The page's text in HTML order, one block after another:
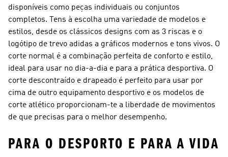
disponíveis como peças individuais ou conjuntos
completos. Tens à escolha uma variedade de modelos e
estilos, desde os clássicos designs com as 3 riscas e o
logótipo de trevo adidas a gráficos modernos e tons vivos. O
corte normal é a combinação perfeita de conforto e estilo,
ideal para usar no dia-a-dia e para a prática desportiva. O
corte descontraído e drapeado é perfeito para usar por
cima de outro equipamento desportivo e os modelos de
corte atlético proporcionam-te a liberdade de movimentos
de que precisas para o melhor desempenho.
PARA O DESPORTO E PARA A VIDA